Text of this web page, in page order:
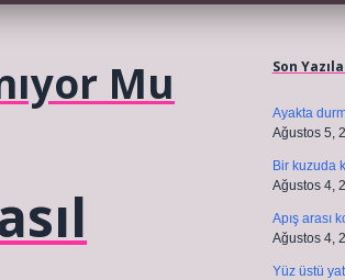
Mu Son
Ayakta
Ağustos 5,
Bir kuzuda
Ağustos 4,
Apış arası
Ağustos 4,
Yüz üstü